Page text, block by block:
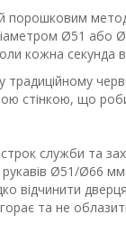
Ø51 або
кожна секунда
стінкою, що
служби та
рукавів Ø51/Ø66
відчинити
та не